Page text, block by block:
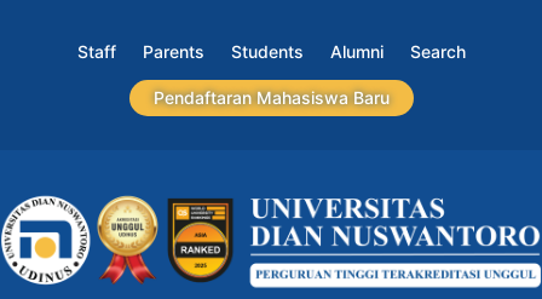
Staff Parents Students Alumni Search
Pendaftaran Mahasiswa Baru